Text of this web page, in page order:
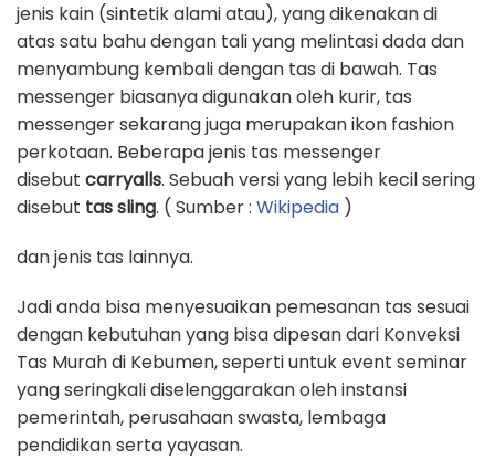
jenis kain (sintetik alami atau), yang dikenakan di
atas satu bahu dengan tali yang melintasi dada dan
menyambung kembali dengan tas di bawah. Tas
messenger biasanya digunakan oleh kurir, tas
messenger sekarang juga merupakan ikon fashion
perkotaan. Beberapa jenis tas messenger
disebut carryalls. Sebuah versi yang lebih kecil sering
disebut tas sling. ( Sumber : Wikipedia )
dan jenis tas lainnya.
Jadi anda bisa menyesuaikan pemesanan tas sesuai
dengan kebutuhan yang bisa dipesan dari Konveksi
Tas Murah di Kebumen, seperti untuk event seminar
yang seringkali diselenggarakan oleh instansi
pemerintah, perusahaan swasta, lembaga
pendidikan serta yayasan.